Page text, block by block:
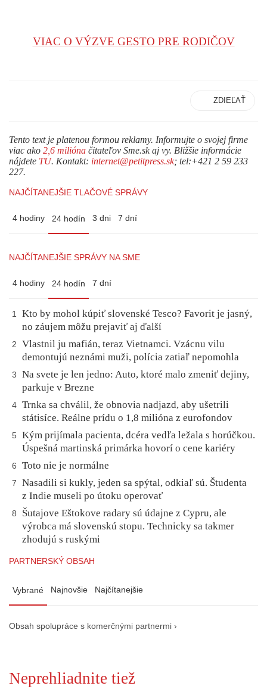
VIAC O VÝZVE GESTO PRE RODIČOV
ZDIEĽAŤ
Tento text je platenou formou reklamy. Informujte o svojej firme
viac ako 2,6 milióna čitateľov Sme.sk aj vy. Bližšie informácie
nájdete TU. Kontakt: internet@petitpress.sk; tel:+421 2 59 233
227.
NAJČÍTANEJŠIE TLAČOVÉ SPRÁVY
4 hodiny 24 hodín 3 dni 7 dní
NAJČÍTANEJŠIE SPRÁVY NA SME
4 hodiny 24 hodín 7 dní
1
Kto by mohol kúpiť slovenské Tesco? Favorit je jasný,
no záujem môžu prejaviť aj ďalší
2
Vlastnil ju mafián, teraz Vietnamci. Vzácnu vilu
demontujú neznámi muži, polícia zatiaľ nepomohla
3
Na svete je len jedno: Auto, ktoré malo zmeniť dejiny,
parkuje v Brezne
4 Trnka sa chválil, že obnovia nadjazd, aby ušetrili
státisíce. Reálne prídu o 1,8 milióna z eurofondov
5
Kým prijímala pacienta, dcéra vedľa ležala s horúčkou.
Úspešná martinská primárka hovorí o cene kariéry
6 Toto nie je normálne
7
Nasadili si kukly, jeden sa spýtal, odkiaľ sú. Študenta
z Indie museli po útoku operovať
8
Šutajove Eštokove radary sú údajne z Cypru, ale
výrobca má slovenskú stopu. Technicky sa takmer
zhodujú s ruskými
PARTNERSKÝ OBSAH
Vybrané Najnovšie Najčítanejšie
Obsah spolupráce s komerčnými partnermi ›
Neprehliadnite tiež